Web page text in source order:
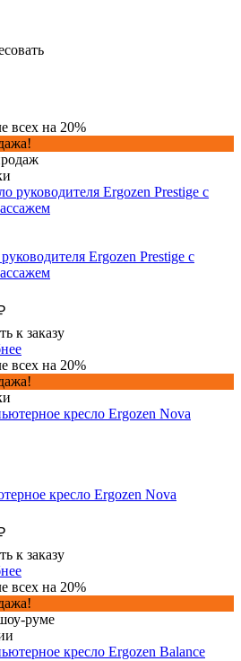
всех на 20%
Ergozen Prestige с
к заказу
всех на 20%
кресло Ergozen Nova
к заказу
всех на 20%
руме